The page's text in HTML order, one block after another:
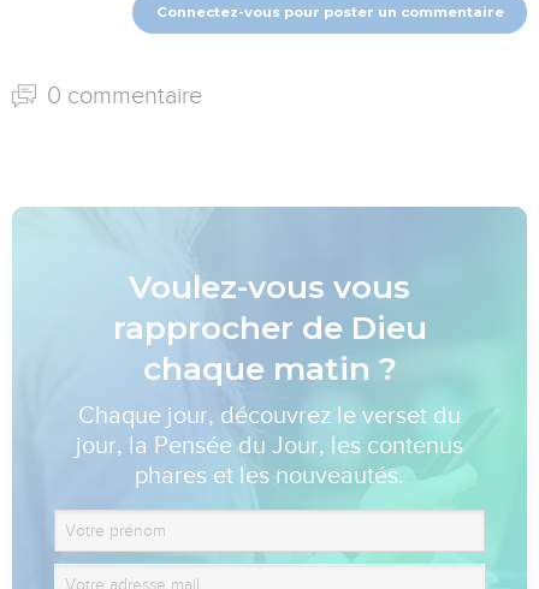
Connectez-vous pour poster un commentaire
0 commentaire
Voulez-vous vous
rapprocher de Dieu
chaque matin ?
Chaque jour, découvrez le verset du
jour, la Pensée du Jour, les contenus
phares et les nouveautés.